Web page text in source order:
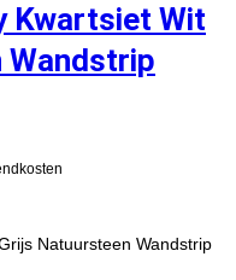
Kwartsiet Wit
Wandstrip
Natuursteen Wandstrip